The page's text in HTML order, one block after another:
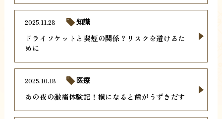
ドライソケットと喫煙の関係？リスクを避けるた
めに
2025.11.28 知識
あの夜の激痛体験記！横になると歯がうずきだす
2025.10.18 医療